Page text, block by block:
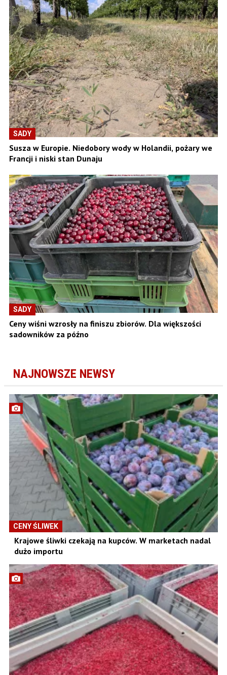
SADY
Susza w Europie. Niedobory wody w Holandii, pożary we
Francji i niski stan Dunaju
SADY
Ceny wiśni wzrosły na finiszu zbiorów. Dla większości
sadowników za późno
NAJNOWSZE NEWSY
CENY ŚLIWEK
Krajowe śliwki czekają na kupców. W marketach nadal
dużo importu